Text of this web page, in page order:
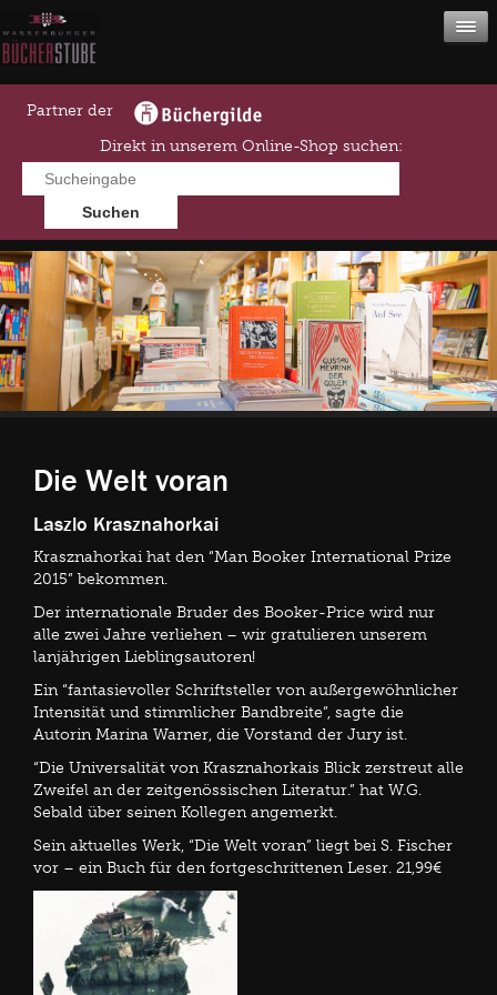
Partner der
Direkt in unserem Online-Shop suchen:
Die Welt voran
Laszlo Krasznahorkai
Krasznahorkai hat den “Man Booker International Prize
2015” bekommen.
Der internationale Bruder des Booker-Price wird nur
alle zwei Jahre verliehen – wir gratulieren unserem
lanjährigen Lieblingsautoren!
Ein “fantasievoller Schriftsteller von außergewöhnlicher
Intensität und stimmlicher Bandbreite”, sagte die
Autorin Marina Warner, die Vorstand der Jury ist.
“Die Universalität von Krasznahorkais Blick zerstreut alle
Zweifel an der zeitgenössischen Literatur.” hat W.G.
Sebald über seinen Kollegen angemerkt.
Sein aktuelles Werk, “Die Welt voran” liegt bei S. Fischer
vor – ein Buch für den fortgeschrittenen Leser. 21,99€